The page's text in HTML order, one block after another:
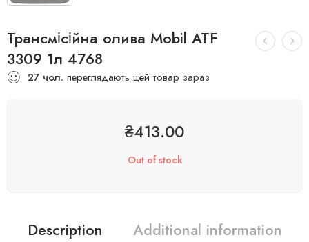
Трансмісійна олива Mobil ATF
3309 1л 4768
27 чол. переглядають цей товар зараз
₴413.00
Out of stock
Description Additional information